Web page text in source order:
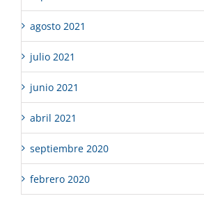
agosto 2021
julio 2021
junio 2021
abril 2021
septiembre 2020
febrero 2020